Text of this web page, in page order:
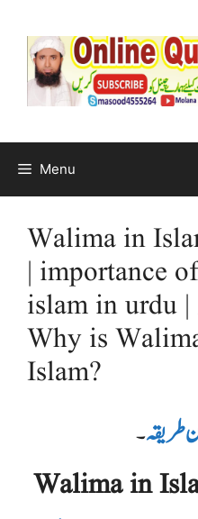
Menu
Walima in
| importance
islam in urdu | ولیمہ کا مسنون طریقہ |
Why is
Islam?
طریقہ۔
Walima in